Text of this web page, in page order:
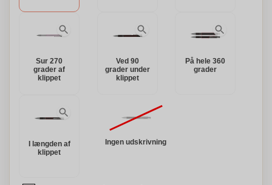
Sur 270
grader af
klippet
Ved 90
grader under
klippet
På hele 360
grader
I længden af
klippet
Ingen udskrivning